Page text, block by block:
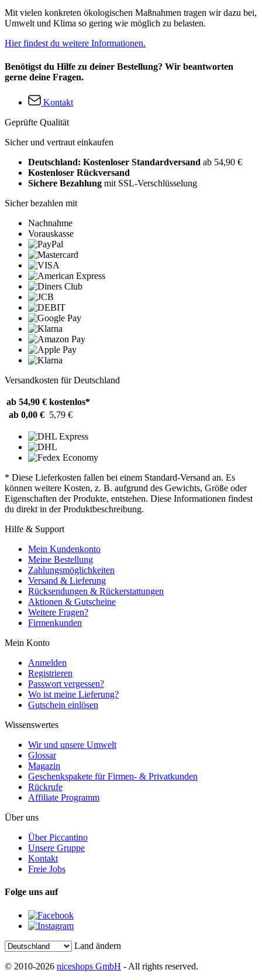
Mit vielen konkreten ökologischen Maßnahmen tragen wir dazu bei,
Umwelt und Klima so gering wie möglich zu belasten.
Hier findest du weitere Informationen.
Benötigst du Hilfe zu deiner Bestellung? Wir beantworten
gerne deine Fragen.
Kontakt
Geprüfte Qualität
Sicher und vertraut einkaufen
Deutschland: Kostenloser Standardversand ab 54,90 €
Kostenloser Rückversand
Sichere Bezahlung mit SSL-Verschlüsselung
Sicher bezahlen mit
Nachnahme
Vorauskasse
Versandkosten für Deutschland
ab 54,90 € kostenlos*
ab 0,00 € 5,79 €
* Diese Lieferkosten fallen bei einem Standard-Versand an. Es
können weitere Kosten, z. B. aufgrund des Gewichts, Größe oder
Eigenschaften der Produkte, entstehen. Diese Informationen findest
du direkt in der Produktbeschreibung.
Hilfe & Support
Mein Kundenkonto
Meine Bestellung
Zahlungsmöglichkeiten
Versand & Lieferung
Rücksendungen & Rückerstattungen
Aktionen & Gutscheine
Weitere Fragen?
Firmenkunden
Mein Konto
Anmelden
Registrieren
Passwort vergessen?
Wo ist meine Lieferung?
Gutschein einlösen
Wissenswertes
Wir und unsere Umwelt
Glossar
Magazin
Geschenkspakete für Firmen- & Privatkunden
Rückrufe
Affiliate Programm
Über uns
Über Piccantino
Unsere Gruppe
Kontakt
Freie Jobs
Folge uns auf
Land ändern
© 2010-2026 niceshops GmbH - All rights reserved.